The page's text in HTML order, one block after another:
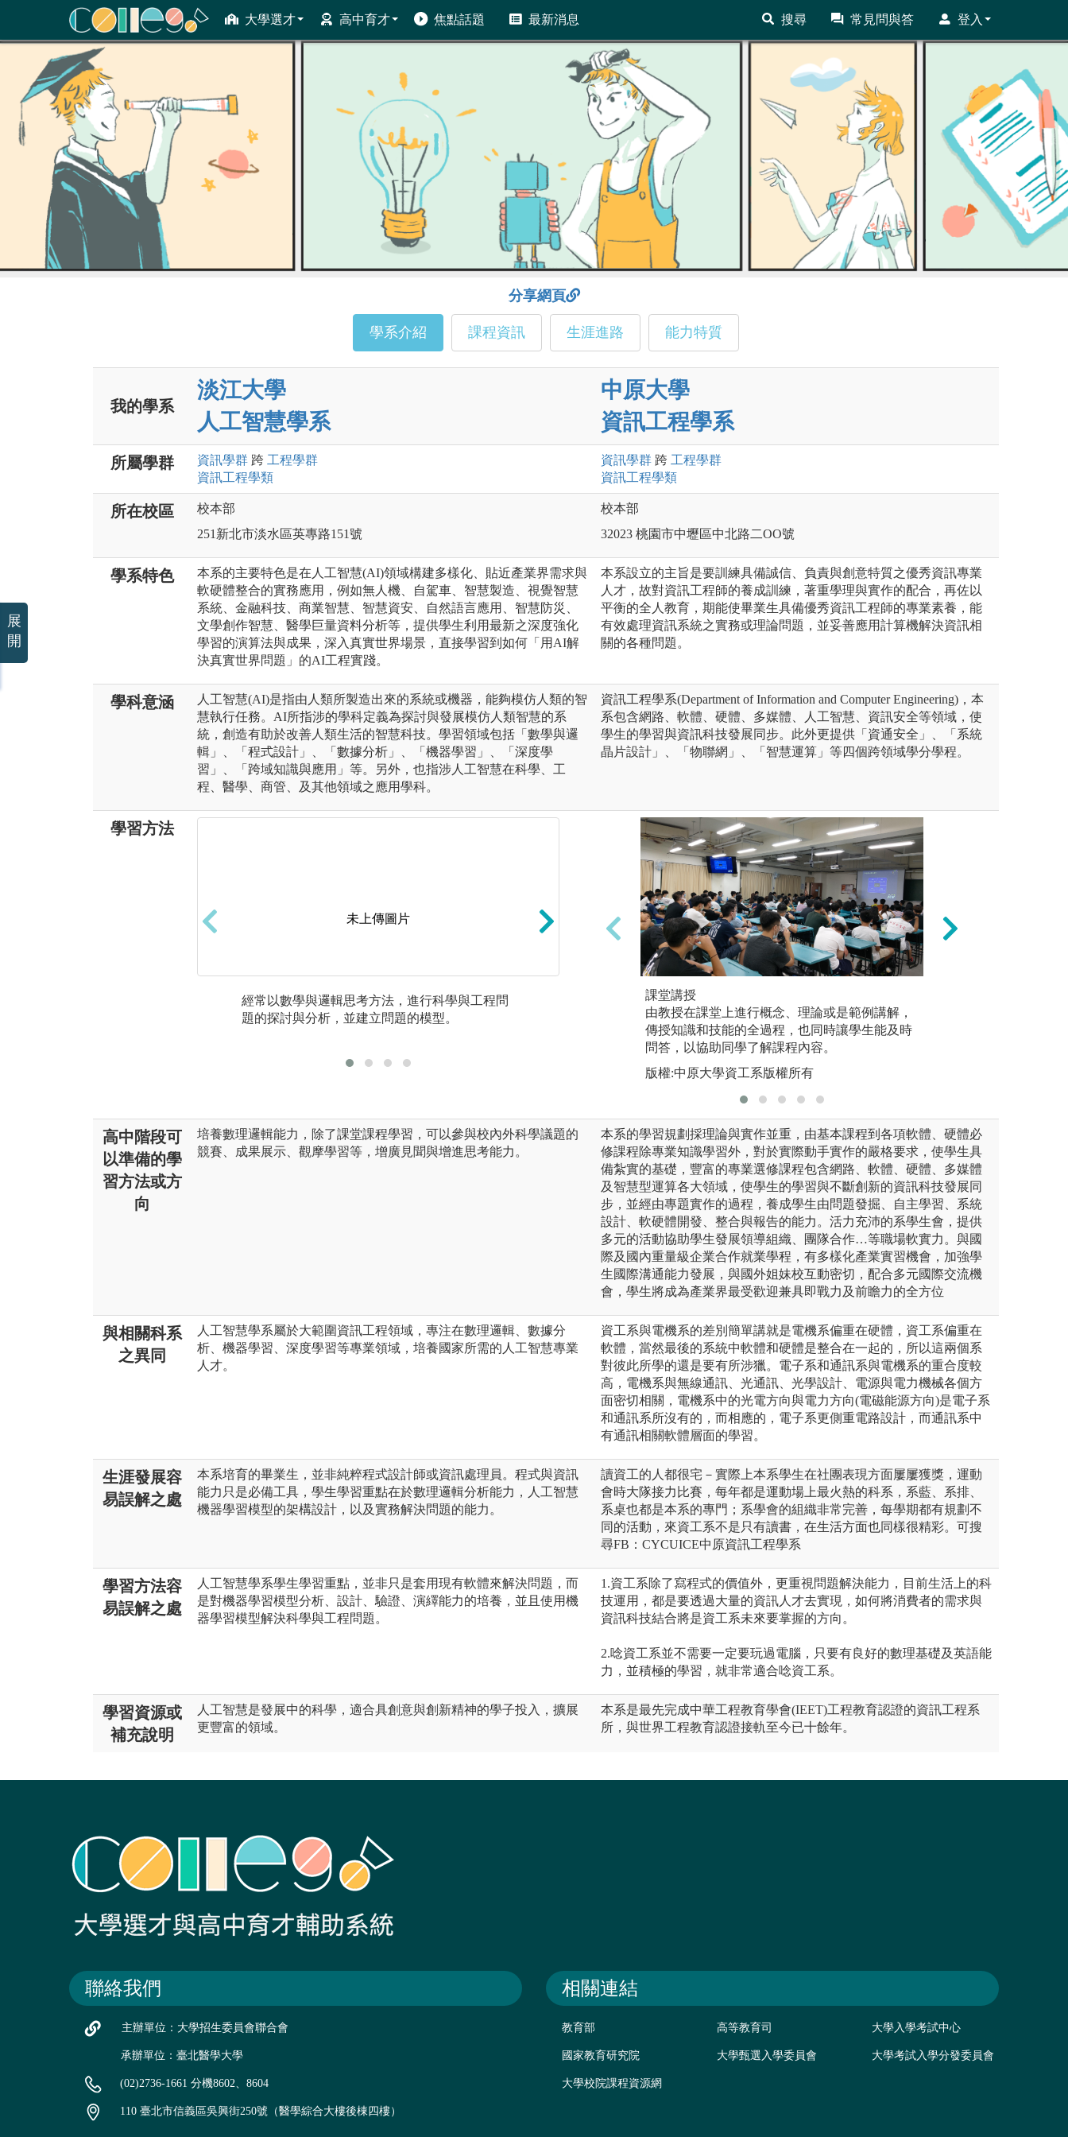
大學選才 高中育才 焦點話題 最新消息 搜尋 常見問與答 登入
ColleGo! 大學選才與高中育才輔助系統
分享網頁
學系介紹 課程資訊 生涯進路 能力特質
我的學系
淡江大學
人工智慧學系
中原大學
資訊工程學系
所屬學群 資訊學群 跨 工程學群
資訊工程學類
資訊學群 跨 工程學群
資訊工程學類
所在校區
校本部
251新北市淡水區英專路151號
校本部
32023 桃園市中壢區中北路二OO號
學系特色
本系的主要特色是在人工智慧(AI)領域構建多樣化、貼近產業界需求與
軟硬體整合的實務應用，例如無人機、自駕車、智慧製造、視覺智慧
系統、金融科技、商業智慧、智慧資安、自然語言應用、智慧防災、
文學創作智慧、醫學巨量資料分析等，提供學生利用最新之深度強化
學習的演算法與成果，深入真實世界場景，直接學習到如何「用AI解
決真實世界問題」的AI工程實踐。
本系設立的主旨是要訓練具備誠信、負責與創意特質之優秀資訊專業
人才，故對資訊工程師的養成訓練，著重學理與實作的配合，再佐以
平衡的全人教育，期能使畢業生具備優秀資訊工程師的專業素養，能
有效處理資訊系統之實務或理論問題，並妥善應用計算機解決資訊相
關的各種問題。
學科意涵
人工智慧(AI)是指由人類所製造出來的系統或機器，能夠模仿人類的智
慧執行任務。AI所指涉的學科定義為探討與發展模仿人類智慧的系
統，創造有助於改善人類生活的智慧科技。學習領域包括「數學與邏
輯」、「程式設計」、「數據分析」、「機器學習」、「深度學
習」、「跨域知識與應用」等。另外，也指涉人工智慧在科學、工
程、醫學、商管、及其他領域之應用學科。
資訊工程學系(Department of Information and Computer Engineering)，本
系包含網路、軟體、硬體、多媒體、人工智慧、資訊安全等領域，使
學生的學習與資訊科技發展同步。此外更提供「資通安全」、「系統
晶片設計」、「物聯網」、「智慧運算」等四個跨領域學分學程。
學習方法
未上傳圖片
經常以數學與邏輯思考方法，進行科學與工程問
題的探討與分析，並建立問題的模型。
未上傳圖片
經常使用程式設計方式，執行科學與工程問題模
型的測試、呈現、解析、演繹。
課堂講授
由教授在課堂上進行概念、理論或是範例講解，
傳授知識和技能的全過程，也同時讓學生能及時
問答，以協助同學了解課程內容。
版權:中原大學資工系版權所有
高中階段可
以準備的學
習方法或方
向
培養數理邏輯能力，除了課堂課程學習，可以參與校內外科學議題的
競賽、成果展示、觀摩學習等，增廣見聞與增進思考能力。
本系的學習規劃採理論與實作並重，由基本課程到各項軟體、硬體必
修課程除專業知識學習外，對於實際動手實作的嚴格要求，使學生具
備紮實的基礎，豐富的專業選修課程包含網路、軟體、硬體、多媒體
及智慧型運算各大領域，使學生的學習與不斷創新的資訊科技發展同
步，並經由專題實作的過程，養成學生由問題發掘、自主學習、系統
設計、軟硬體開發、整合與報告的能力。活力充沛的系學生會，提供
多元的活動協助學生發展領導組織、團隊合作…等職場軟實力。與國
際及國內重量級企業合作就業學程，有多樣化產業實習機會，加強學
生國際溝通能力發展，與國外姐妹校互動密切，配合多元國際交流機
會，學生將成為產業界最受歡迎兼具即戰力及前瞻力的全方位
與相關科系
之異同
人工智慧學系屬於大範圍資訊工程領域，專注在數理邏輯、數據分
析、機器學習、深度學習等專業領域，培養國家所需的人工智慧專業
人才。
資工系與電機系的差別簡單講就是電機系偏重在硬體，資工系偏重在
軟體，當然最後的系統中軟體和硬體是整合在一起的，所以這兩個系
對彼此所學的還是要有所涉獵。電子系和通訊系與電機系的重合度較
高，電機系與無線通訊、光通訊、光學設計、電源與電力機械各個方
面密切相關，電機系中的光電方向與電力方向(電磁能源方向)是電子系
和通訊系所沒有的，而相應的，電子系更側重電路設計，而通訊系中
有通訊相關軟體層面的學習。
生涯發展容
易誤解之處
本系培育的畢業生，並非純粹程式設計師或資訊處理員。程式與資訊
能力只是必備工具，學生學習重點在於數理邏輯分析能力，人工智慧
機器學習模型的架構設計，以及實務解決問題的能力。
讀資工的人都很宅－實際上本系學生在社團表現方面屢屢獲獎，運動
會時大隊接力比賽，每年都是運動場上最火熱的科系，系藍、系排、
系桌也都是本系的專門；系學會的組織非常完善，每學期都有規劃不
同的活動，來資工系不是只有讀書，在生活方面也同樣很精彩。可搜
尋FB：CYCUICE中原資訊工程學系
學習方法容
易誤解之處
人工智慧學系學生學習重點，並非只是套用現有軟體來解決問題，而
是對機器學習模型分析、設計、驗證、演繹能力的培養，並且使用機
器學習模型解決科學與工程問題。
1.資工系除了寫程式的價值外，更重視問題解決能力，目前生活上的科
技運用，都是要透過大量的資訊人才去實現，如何將消費者的需求與
資訊科技結合將是資工系未來要掌握的方向。
2.唸資工系並不需要一定要玩過電腦，只要有良好的數理基礎及英語能
力，並積極的學習，就非常適合唸資工系。
學習資源或
補充說明
人工智慧是發展中的科學，適合具創意與創新精神的學子投入，擴展
更豐富的領域。
本系是最先完成中華工程教育學會(IEET)工程教育認證的資訊工程系
所，與世界工程教育認證接軌至今已十餘年。
聯絡我們
主辦單位：大學招生委員會聯合會
承辦單位：臺北醫學大學
(02)2736-1661 分機8602、8604
110 臺北市信義區吳興街250號（醫學綜合大樓後棟四樓）
相關連結
教育部 高等教育司 大學入學考試中心
國家教育研究院 大學甄選入學委員會 大學考試入學分發委員會
大學校院課程資源網
展
開